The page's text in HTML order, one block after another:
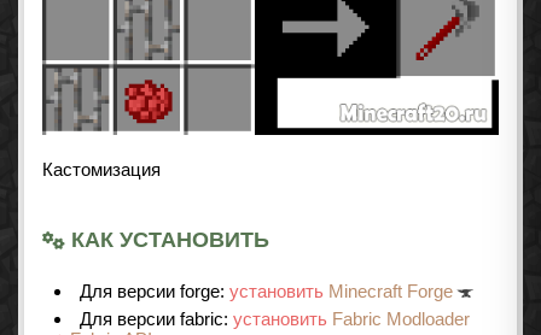
Кастомизация
КАК УСТАНОВИТЬ
Для версии forge: установить Minecraft Forge
Для версии fabric: установить Fabric Modloader